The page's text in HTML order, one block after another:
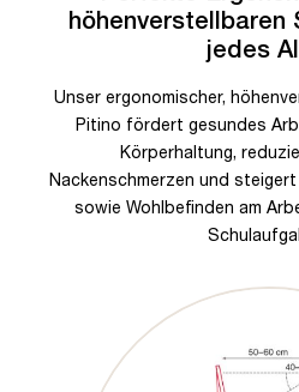
höhenverstellbaren
jedes
Unser ergonomischer,
Pitino fördert gesundes
Körperhaltung,
Nackenschmerzen und
sowie Wohlbefinden am